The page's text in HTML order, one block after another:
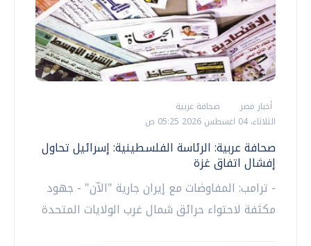
أخبار مصر
صحافة عربية
الثلاثاء، 04 اغسطس 2026 05:25 ص
صحافة عربية: الرئاسة الفلسطينية: إسرائيل تحاول
إفشال اتفاق غزة
- ترامب: المفاوضات مع إيران جارية "الآن" - جهود
مكثفة لاحتواء حرائق شمال غرب الولايات المتحدة